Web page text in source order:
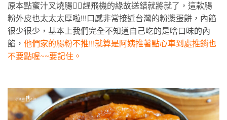
原本點蜜汁叉燒腸😮‍💨趕飛機的緣故送錯就將就了，這款腸
粉外皮也太太太厚啦!!!口感非常接近台灣的粉漿蛋餅，內餡
很少很少，基本上我們完全不知道自己吃的是啥口味的內
餡， 他們家的腸粉不推!!!就算是阿姨推著點心車到處推銷也
不要點喔~~要記住。